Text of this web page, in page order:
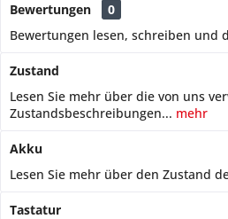
Bewertungen
0
Bewertungen lesen, schreiben und
Zustand
Lesen Sie mehr über die von uns
Zustandsbeschreibungen... mehr
Akku
Lesen Sie mehr über den Zustand
Tastatur